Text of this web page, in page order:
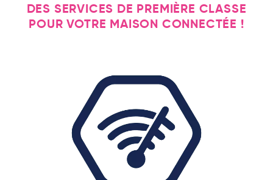
DES SERVICES DE PREMIÈRE CLASSE
POUR VOTRE MAISON CONNECTÉE !